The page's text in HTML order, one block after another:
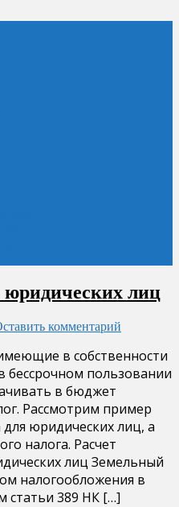
лиц
комментарий
в собственности
бессрочном пользовании
в бюджет
Рассмотрим пример
для юридических лиц, а
налога. Расчет
лиц Земельный
налогообложения в
статьи 389 НК […]